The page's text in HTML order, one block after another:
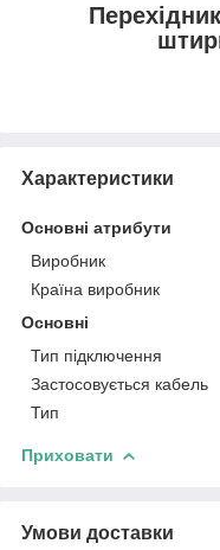
Характеристики
Основні атрибути
Виробник
Країна виробник
Основні
Тип підключення
Застосовується кабель
Тип
Приховати
Умови доставки